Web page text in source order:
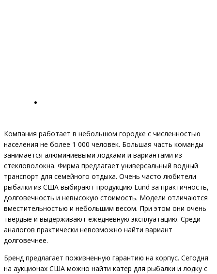
Компания работает в небольшом городке с численностью
населения не более 1 000 человек. Большая часть команды
занимается алюминиевыми лодками и вариантами из
стекловолокна. Фирма предлагает универсальный водный
транспорт для семейного отдыха. Очень часто любители
рыбалки из США выбирают продукцию Lund за практичность,
долговечность и невысокую стоимость. Модели отличаются
вместительностью и небольшим весом. При этом они очень
твердые и выдерживают ежедневную эксплуатацию. Среди
аналогов практически невозможно найти вариант
долговечнее.
Бренд предлагает пожизненную гарантию на корпус. Сегодня
на аукционах США можно найти катер для рыбалки и лодку с